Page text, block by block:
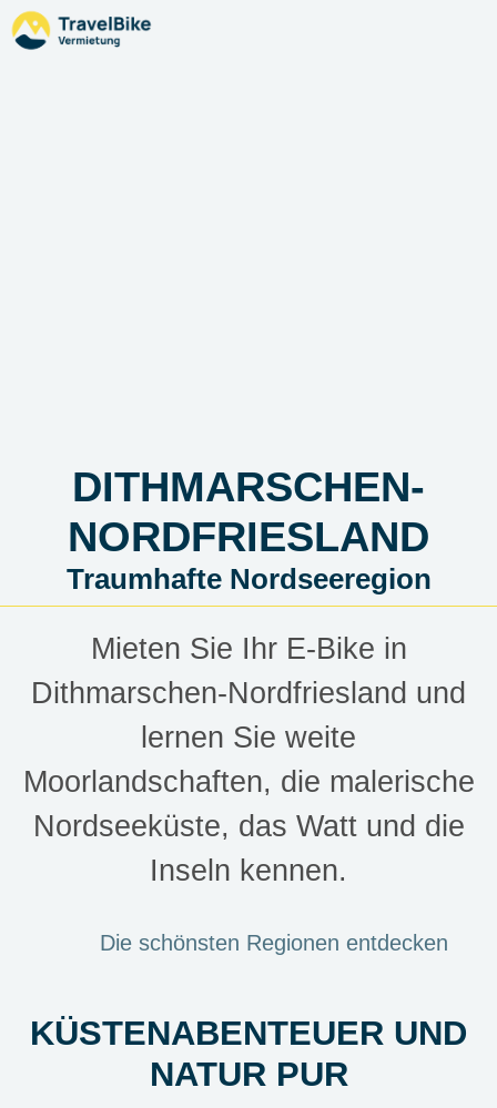
DITHMARSCHEN-
NORDFRIESLAND
Traumhafte Nordseeregion
Mieten Sie Ihr E-Bike in
Dithmarschen-Nordfriesland und
lernen Sie weite
Moorlandschaften, die malerische
Nordseeküste, das Watt und die
Inseln kennen.
Die schönsten Regionen entdecken
KÜSTENABENTEUER UND
NATUR PUR